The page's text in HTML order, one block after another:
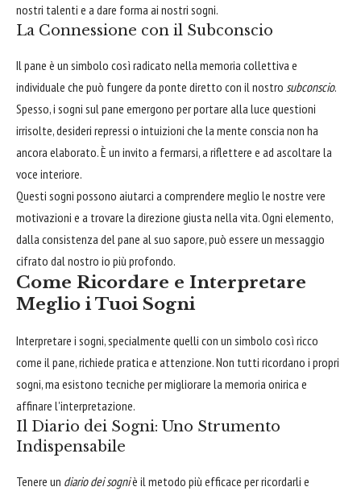
nostri talenti e a dare forma ai nostri sogni.
La Connessione con il Subconscio
Il pane è un simbolo così radicato nella memoria collettiva e
individuale che può fungere da ponte diretto con il nostro subconscio.
Spesso, i sogni sul pane emergono per portare alla luce questioni
irrisolte, desideri repressi o intuizioni che la mente conscia non ha
ancora elaborato. È un invito a fermarsi, a riflettere e ad ascoltare la
voce interiore.
Questi sogni possono aiutarci a comprendere meglio le nostre vere
motivazioni e a trovare la direzione giusta nella vita. Ogni elemento,
dalla consistenza del pane al suo sapore, può essere un messaggio
cifrato dal nostro io più profondo.
Come Ricordare e Interpretare
Meglio i Tuoi Sogni
Interpretare i sogni, specialmente quelli con un simbolo così ricco
come il pane, richiede pratica e attenzione. Non tutti ricordano i propri
sogni, ma esistono tecniche per migliorare la memoria onirica e
affinare l'interpretazione.
Il Diario dei Sogni: Uno Strumento
Indispensabile
Tenere un diario dei sogniè il metodo più efficace per ricordarli e